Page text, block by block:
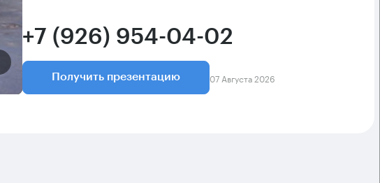
+7 (926) 954-04-02
Получить презентацию 07 Августа 2026